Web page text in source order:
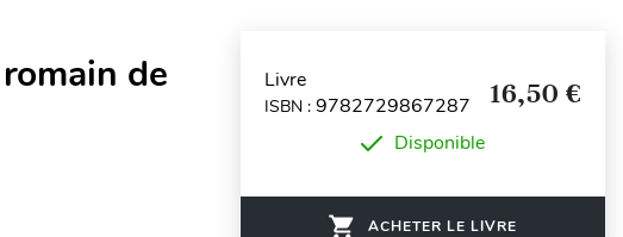
de
Livre
ISBN : 9782729867287 16,50 €
Disponible
ACHETER LE LIVRE